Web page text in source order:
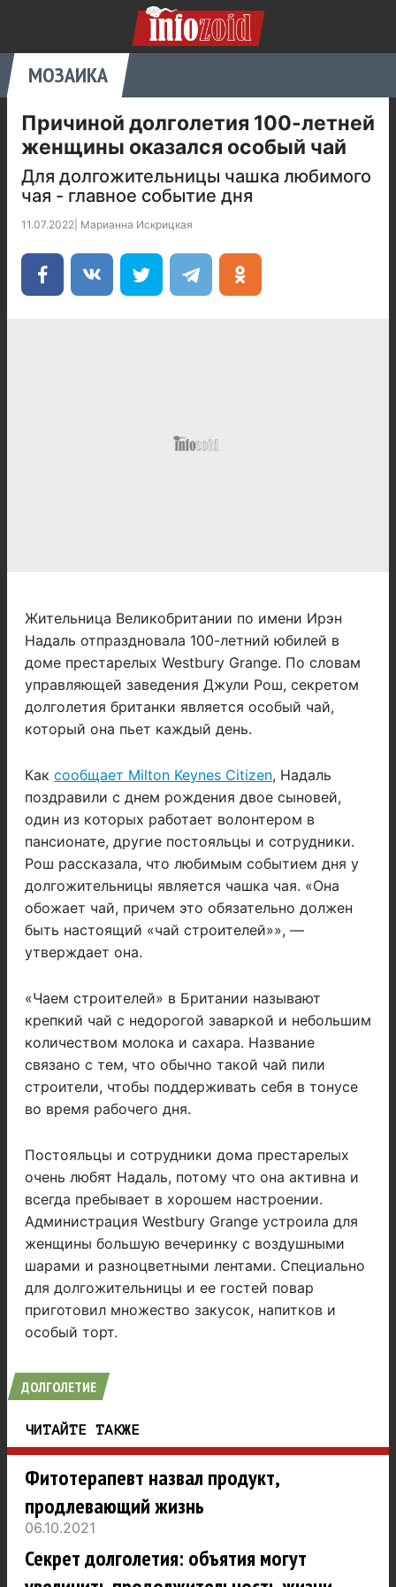
МОЗАИКА
Причиной долголетия 100-летней
женщины оказался особый чай
Для долгожительницы чашка любимого
чая - главное событие дня
11.07.2022 Марианна Искрицкая
Жительница Великобритании по имени Ирэн
Надаль отпраздновала 100-летний юбилей в
доме престарелых Westbury Grange. По словам
управляющей заведения Джули Рош, секретом
долголетия британки является особый чай,
который она пьет каждый день.
Как сообщает Milton Keynes Citizen, Надаль
поздравили с днем рождения двое сыновей,
один из которых работает волонтером в
пансионате, другие постояльцы и сотрудники.
Рош рассказала, что любимым событием дня у
долгожительницы является чашка чая. «Она
обожает чай, причем это обязательно должен
быть настоящий «чай строителей»», —
утверждает она.
«Чаем строителей» в Британии называют
крепкий чай с недорогой заваркой и небольшим
количеством молока и сахара. Название
связано с тем, что обычно такой чай пили
строители, чтобы поддерживать себя в тонусе
во время рабочего дня.
Постояльцы и сотрудники дома престарелых
очень любят Надаль, потому что она активна и
всегда пребывает в хорошем настроении.
Администрация Westbury Grange устроила для
женщины большую вечеринку с воздушными
шарами и разноцветными лентами. Специально
для долгожительницы и ее гостей повар
приготовил множество закусок, напитков и
особый торт.
ДОЛГОЛЕТИЕ
ЧИТАЙТЕ ТАКЖЕ
Фитотерапевт назвал продукт,
продлевающий жизнь
06.10.2021
Секрет долголетия: объятия могут